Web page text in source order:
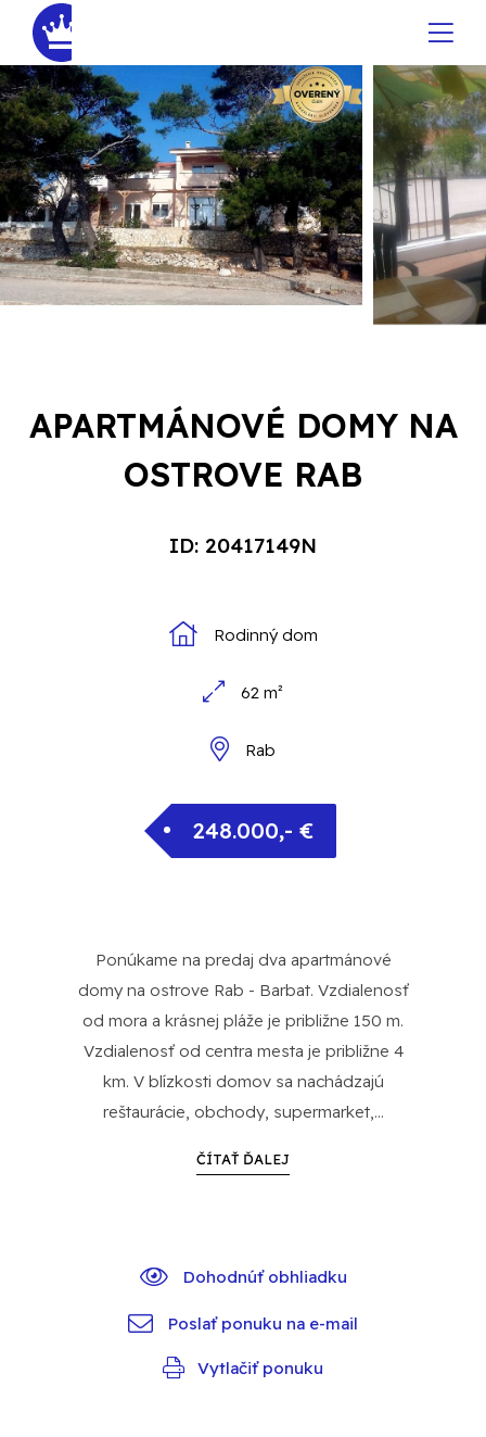
APARTMÁNOVÉ DOMY NA
OSTROVE RAB
ID: 20417149N
Rodinný dom
62 m²
Rab
248.000,- €
Ponúkame na predaj dva apartmánové
domy na ostrove Rab - Barbat. Vzdialenosť
od mora a krásnej pláže je približne 150 m.
Vzdialenosť od centra mesta je približne 4
km. V blízkosti domov sa nachádzajú
reštaurácie, obchody, supermarket,...
ČÍTAŤ ĎALEJ
Dohodnúť obhliadku
Poslať ponuku na e-mail
Vytlačiť ponuku